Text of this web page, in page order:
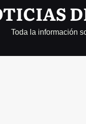
Toda la información